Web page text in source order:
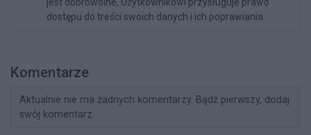
jest dobrowolne, Użytkownikowi przysługuje prawo
dostępu do treści swoich danych i ich poprawiania.
Komentarze
Aktualnie nie ma żadnych komentarzy. Bądź pierwszy, dodaj
swój komentarz.